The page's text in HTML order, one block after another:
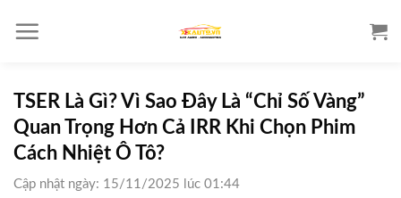
TSER Là Gì? Vì Sao Đây Là “Chỉ Số Vàng”
Quan Trọng Hơn Cả IRR Khi Chọn Phim
Cách Nhiệt Ô Tô?
Cập nhật ngày: 15/11/2025 lúc 01:44